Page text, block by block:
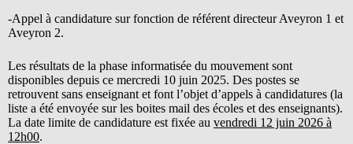
-Appel à candidature sur fonction de référent directeur Aveyron 1 et
Aveyron 2.
Les résultats de la phase informatisée du mouvement sont
disponibles depuis ce mercredi 10 juin 2025. Des postes se
retrouvent sans enseignant et font l’objet d’appels à candidatures (la
liste a été envoyée sur les boites mail des écoles et des enseignants).
La date limite de candidature est fixée au vendredi 12 juin 2026 à
12h00.